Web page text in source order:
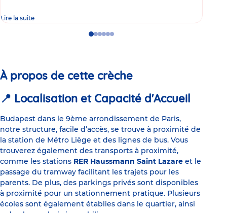
Lire la suite
GoGoGoGo
GoGo
À propos de cette crèche
📍 Localisation et Capacité d'Accueil
Budapest dans le 9ème arrondissement de Paris,
notre structure, facile d’accès, se trouve à proximité de
la station de Métro Liège et des lignes de bus. Vous
trouverez également des transports à proximité,
comme les stations RER Haussmann Saint Lazare et le
passage du tramway facilitant les trajets pour les
parents. De plus, des parkings privés sont disponibles
à proximité pour un stationnement pratique. Plusieurs
écoles sont également établies dans le quartier, ainsi